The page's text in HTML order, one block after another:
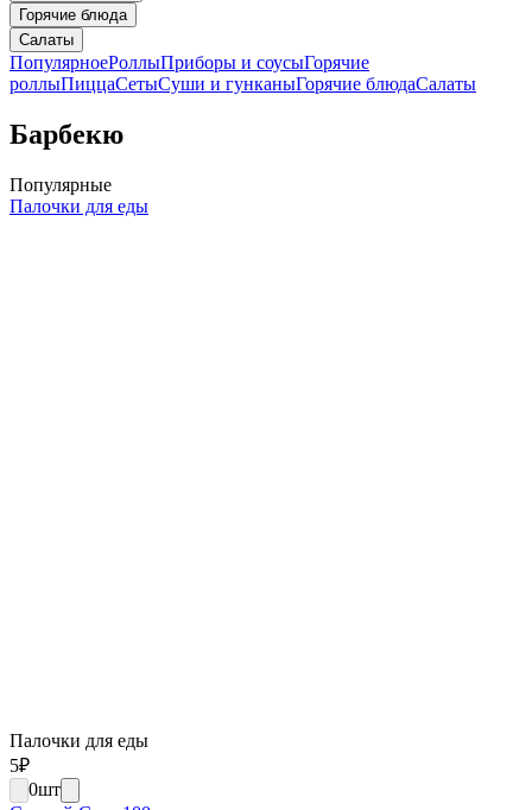
Горячие блюда
Салаты
ПопулярноеРоллыПриборы и соусыГорячие
роллыПиццаСетыСуши и гунканыГорячие блюдаСалаты
Барбекю
Популярные
Палочки для еды
Палочки для еды
5₽
0шт